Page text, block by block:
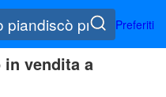
Preferiti
vendita a